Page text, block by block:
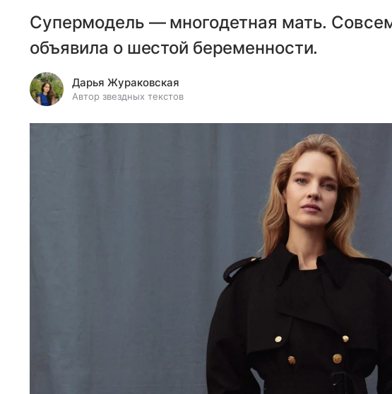
Супермодель — многодетная мать.
объявила о шестой беременности.
Дарья Жураковская
Автор звездных текстов